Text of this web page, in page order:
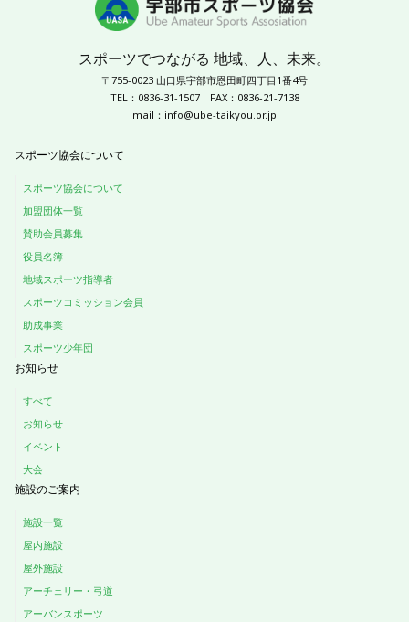
〒755-0023 山口県宇部市恩田町四丁目1番4号
TEL：0836-31-1507FAX：0836-21-7138
mail： info@ube-taikyou.or.jp
スポーツでつながる 地域、人、未来。
スポーツ協会について
スポーツ協会について
加盟団体一覧
賛助会員募集
役員名簿
地域スポーツ指導者
スポーツコミッション会員
助成事業
スポーツ少年団
お知らせ
すべて
お知らせ
イベント
大会
施設のご案内
施設一覧
屋内施設
屋外施設
アーチェリー・弓道
アーバンスポーツ